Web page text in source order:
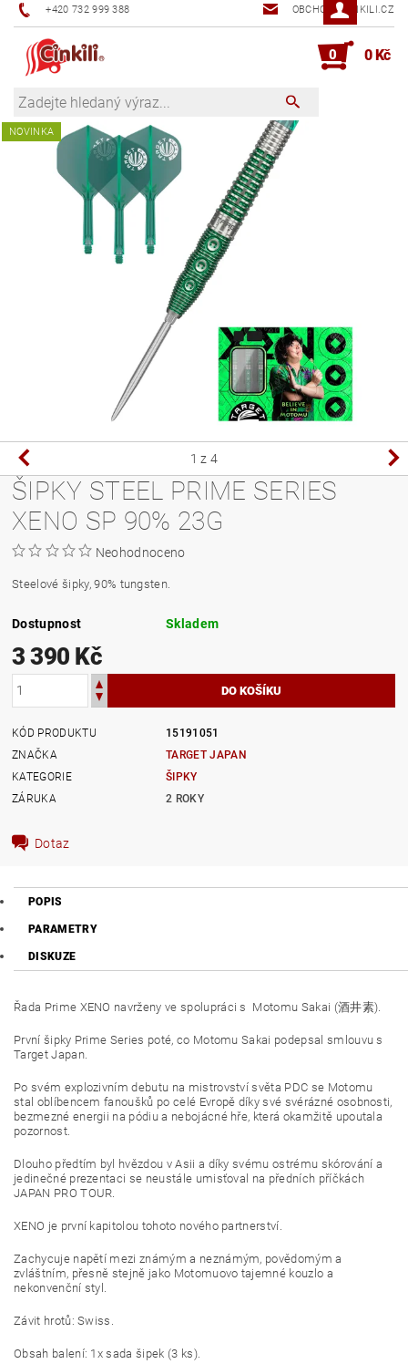
+420 732 999 388 OBCHOD@CINKILI.CZ
0 0 Kč
NOVINKA
1 z 4
ŠIPKY STEEL PRIME SERIES
XENO SP 90% 23G
Neohodnoceno
Steelové šipky, 90% tungsten.
Dostupnost Skladem
3 390 Kč
KÓD PRODUKTU
15191051
ZNAČKA
TARGET JAPAN
KATEGORIE
ŠIPKY
ZÁRUKA
2 ROKY
Dotaz
POPIS
PARAMETRY
DISKUZE
Řada Prime XENO navrženy ve spolupráci s Motomu Sakai (酒井素).
První šipky Prime Series poté, co Motomu Sakai podepsal smlouvu s
Target Japan.
Po svém explozivním debutu na mistrovství světa PDC se Motomu
stal oblíbencem fanoušků po celé Evropě díky své svérázné osobnosti,
bezmezné energii na pódiu a nebojácné hře, která okamžitě upoutala
pozornost.
Dlouho předtím byl hvězdou v Asii a díky svému ostrému skórování a
jedinečné prezentaci se neustále umisťoval na předních příčkách
JAPAN PRO TOUR.
XENO je první kapitolou tohoto nového partnerství.
Zachycuje napětí mezi známým a neznámým, povědomým a
zvláštním, přesně stejně jako Motomuovo tajemné kouzlo a
nekonvenční styl.
Závit hrotů: Swiss.
Obsah balení: 1x sada šipek (3 ks).